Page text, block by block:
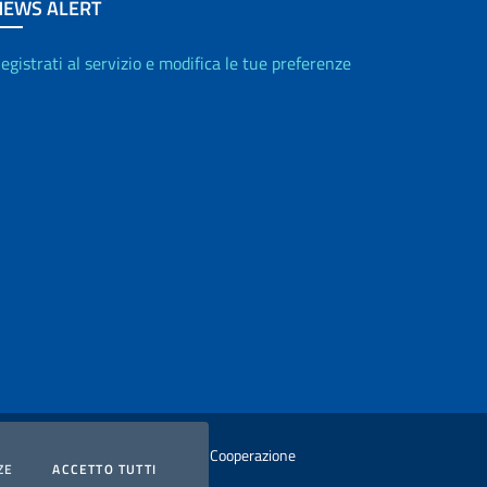
COOKIESACCETTO TUTTII COOKIES
ALERT
al servizio e modifica le tue preferenze
degli Affari Esteri e della Cooperazione